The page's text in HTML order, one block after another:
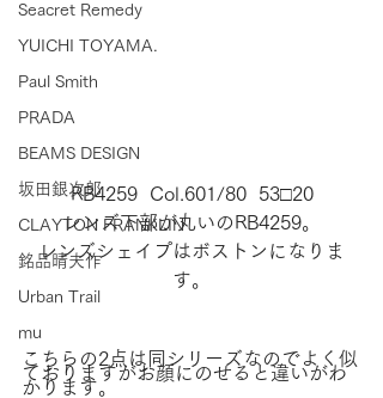
Seacret Remedy
YUICHI TOYAMA.
Paul Smith
PRADA
BEAMS DESIGN
坂田銀次郎
CLAYTON FRANKLIN
銘品晴夫作
Urban Trail
mu
RB4259  Col.601/80  53□20
レンズ下部が丸いのRB4259。
レンズシェイプはボストンになりま
す。
こちらの2点は同シリーズなのでよく似
ておりますがお顔にのせると違いがわ
かります。